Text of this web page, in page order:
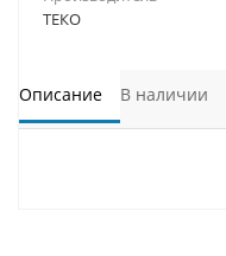
ТЕКО
Описание В наличии